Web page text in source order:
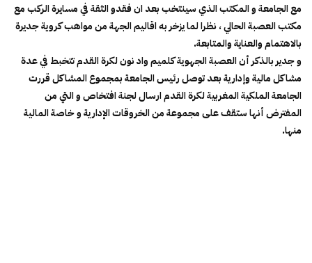
مع الجامعة و المكتب الذي سينتخب بعد ان فقدو الثقة في مسايرة الركب مع
مكتب العصبة الحالي ، نظرا لما يزخر به اقاليم الجهة من مواهب كروية جديرة
بالاهتمام والعناية والمتابعة.
و جدير بالذكر أن العصبة الجهوية كلميم واد نون لكرة القدم تتخبط في عدة
مشاكل مالية وإدارية بعد توصل رئيس الجامعة بمجموع المشاكل قررت
الجامعة الملكية المغربية لكرة القدم ارسال لجنة افتخاص و التي من
المفترض أنها ستقف على مجموعة من الخروقات الإدارية و خاصة المالية
منها.